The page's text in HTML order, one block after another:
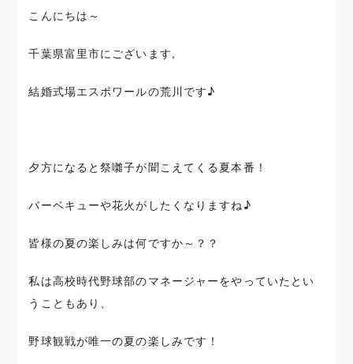
こんにちは～
千葉県富里市にございます,
結婚式場エスポワールの荒川です♪
夕方になると祭囃子が聞こえてくる夏本番！
バーベキューや花火がしたくなりますね♪
皆様の夏の楽しみは何ですか～？？
私は高校時代野球部のマネージャーをやっていたとい
うこともあり、
野球観戦が唯一の夏の楽しみです！